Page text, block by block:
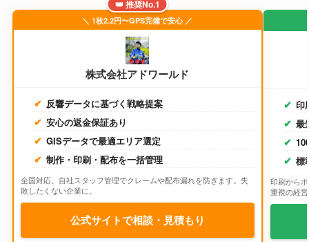
👑 推奨No.1
＼ 1枚2.2円〜GPS完備で安心 ／
株式会社アドワールド
反響データに基づく戦略提案
安心の返金保証あり
GISデータで最適エリア選定
制作・印刷・配布を一括管理
全国対応。自社スタッフ管理でクレームや配布漏れを防ぎます。失
敗したくない企業に。
公式サイトで相談・見積もり
印
最
標
印刷から
重視の経